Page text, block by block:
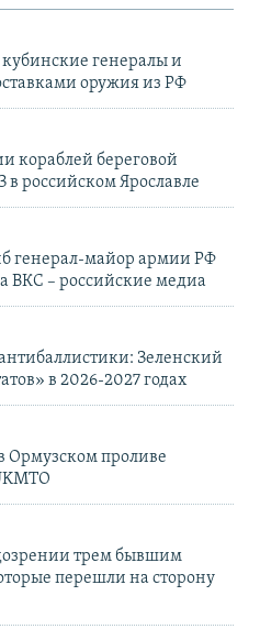
генералы и
оружия из РФ
кораблей береговой
российском Ярославле
генерал-майор армии РФ
ВКС – российские медиа
Зеленский
в 2026-2027 годах
Ормузском проливе
трем бывшим
перешли на сторону